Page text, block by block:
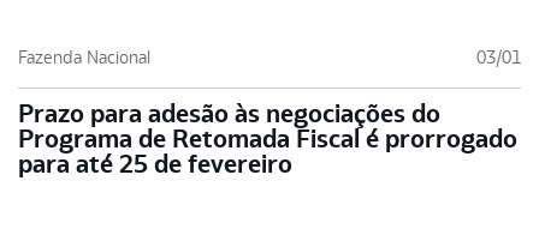
Fazenda Nacional 03/01
Prazo para adesão às negociações do
Programa de Retomada Fiscal é prorrogado
para até 25 de fevereiro